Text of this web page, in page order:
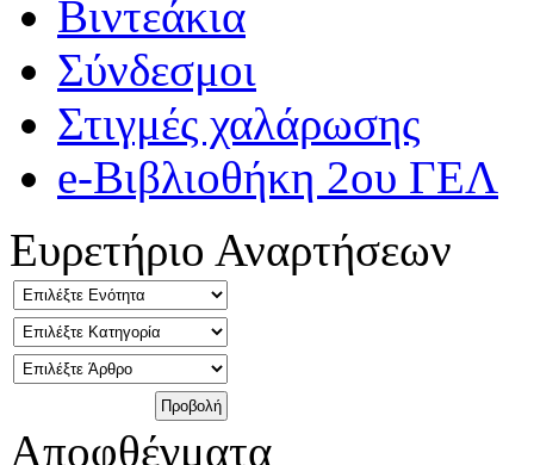
Βιντεάκια
Σύνδεσμοι
Στιγμές χαλάρωσης
e-Βιβλιοθήκη 2ου ΓΕΛ
Ευρετήριο Αναρτήσεων
Αποφθέγματα